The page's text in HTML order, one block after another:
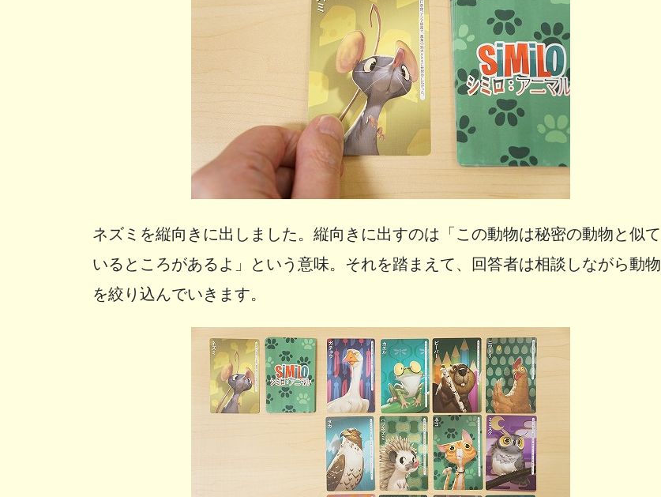
ネズミを縦向きに出しました。縦向きに出すのは「この動物は秘密の動物と似て
いるところがあるよ」という意味。それを踏まえて、回答者は相談しながら動物
を絞り込んでいきます。